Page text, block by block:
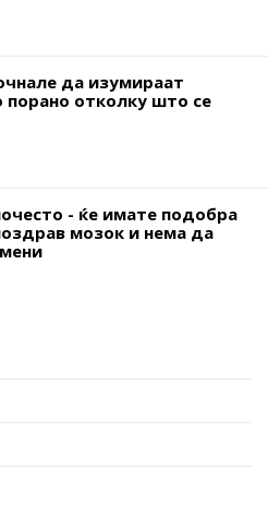
да изумираат
порано отколку што се
- ќе имате подобра
мозок и нема да